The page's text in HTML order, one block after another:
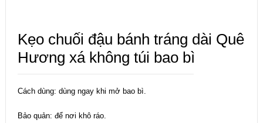
Kẹo chuối đậu bánh tráng dài Quê
Hương xá không túi bao bì
Cách dùng: dùng ngay khi mở bao bì.
Bảo quản: để nơi khô ráo.